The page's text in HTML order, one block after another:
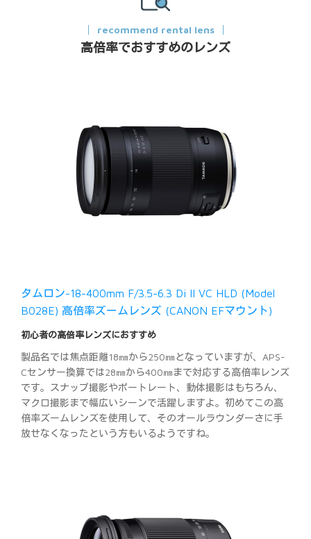
recommend rental lens
高倍率でおすすめのレンズ
タムロン-18-400mm F/3.5-6.3 Di II VC HLD (Model
B028E) 高倍率ズームレンズ (CANON EFマウント)
初心者の高倍率レンズにおすすめ
製品名では焦点距離18㎜から250㎜となっていますが、APS-
Cセンサー換算では28㎜から400㎜まで対応する高倍率レンズ
です。スナップ撮影やポートレート、動体撮影はもちろん、
マクロ撮影まで幅広いシーンで活躍しますよ。初めてこの高
倍率ズームレンズを使用して、そのオールラウンダーさに手
放せなくなったという方もいるようですね。